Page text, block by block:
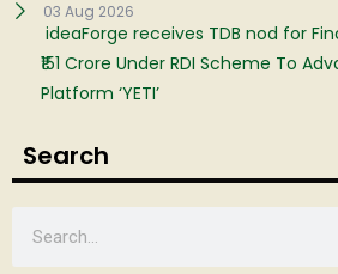
03 Aug 2026
ideaForge receives TDB nod for
₹151 Crore Under RDI Scheme To
Platform ‘YETI’
Search